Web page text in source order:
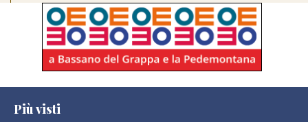
Più visti